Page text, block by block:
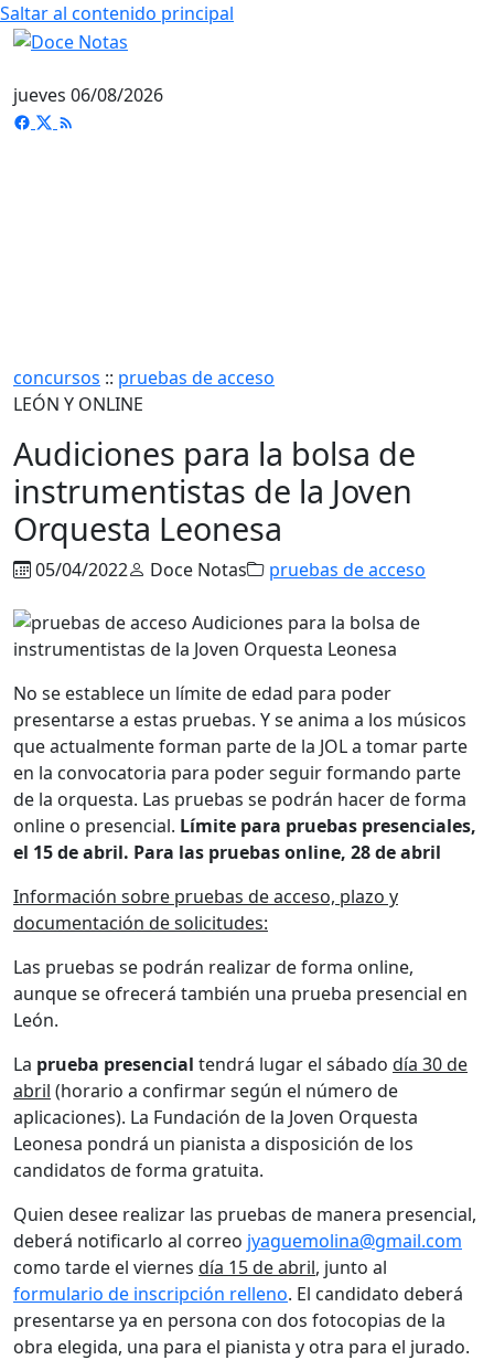
Saltar al contenido principal
jueves 06/08/2026
concursos :: pruebas de acceso
LEÓN Y ONLINE
Audiciones para la bolsa de
instrumentistas de la Joven
Orquesta Leonesa
05/04/2022 Doce Notas pruebas de acceso
No se establece un límite de edad para poder
presentarse a estas pruebas. Y se anima a los músicos
que actualmente forman parte de la JOL a tomar parte
en la convocatoria para poder seguir formando parte
de la orquesta. Las pruebas se podrán hacer de forma
online o presencial. Límite para pruebas presenciales,
el 15 de abril. Para las pruebas online, 28 de abril
Información sobre pruebas de acceso, plazo y
documentación de solicitudes:
Las pruebas se podrán realizar de forma online,
aunque se ofrecerá también una prueba presencial en
León.
La prueba presencial tendrá lugar el sábado día 30 de
abril (horario a confirmar según el número de
aplicaciones). La Fundación de la Joven Orquesta
Leonesa pondrá un pianista a disposición de los
candidatos de forma gratuita.
Quien desee realizar las pruebas de manera presencial,
deberá notificarlo al correo jyaguemolina@gmail.com
como tarde el viernes día 15 de abril, junto al
formulario de inscripción relleno. El candidato deberá
presentarse ya en persona con dos fotocopias de la
obra elegida, una para el pianista y otra para el jurado.